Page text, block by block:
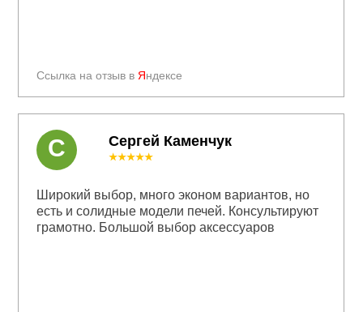
Ссылка на отзыв в Яндексе
Сергей Каменчук
★★★★★
Широкий выбор, много эконом вариантов, но
есть и солидные модели печей. Консультируют
грамотно. Большой выбор аксессуаров
С